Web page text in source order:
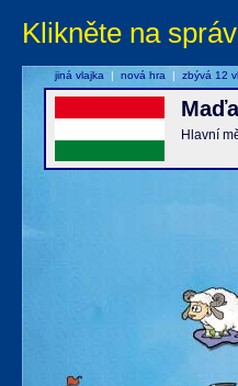
Klikněte na
Hlavní
jiná vlajka | nová hra | zbývá 12